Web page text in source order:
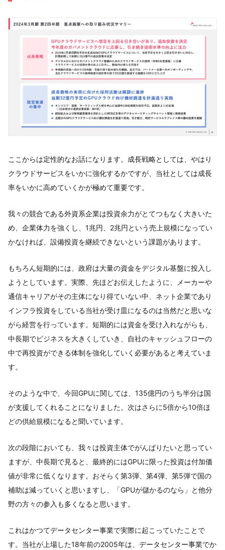
ここからは定性的なお話になります。成長戦略としては、やはり
クラウドサービスをいかに強化するかですが、当社としては成長
率をいかに高めていくかが極めて重要です。
我々の競合である外資系企業は投資余力がとてつもなく大きいた
め、企業体力を強くし、1兆円、2兆円という売上規模になってい
かなければ、設備投資を継続できないという課題があります。
もちろん短期的には、政府は大量の資金をデジタル基盤に投入し
ようとしています。実際、先ほどお伝えしたように、メーカーや
通信キャリアがその主体になり得ていない中、ネット企業であり
インフラ投資をしている当社が受け皿になるのは当然だと思いな
がら経営を行っています。短期的には資金を受け入れながらも、
中長期でビジネスを大きくしていき、自社のキャッシュフローの
中で再投資ができる体制を強化していく必要があると考えていま
す。
そのような中で、今回GPUに関しては、135億円のうち半分は国
が支援してくれることになりました。次はさらに5倍から10倍ほ
どの供給規模になると聞いています。
次の段階においても、我々は投資主体でがんばりたいと思ってい
ますが、中長期で見ると、最終的にはGPUに限った投資は付加価
値が非常に低くなります。おそらく第3弾、第4弾、第5弾で国の
補助は減っていくと思いますし、「GPUが儲かるのなら」と他分
野の方々の参入も多くなると思います。
これはかつてデータセンター事業で実際に起こっていたことで
す。当社が上場した18年前の2005年は、データセンター事業でか